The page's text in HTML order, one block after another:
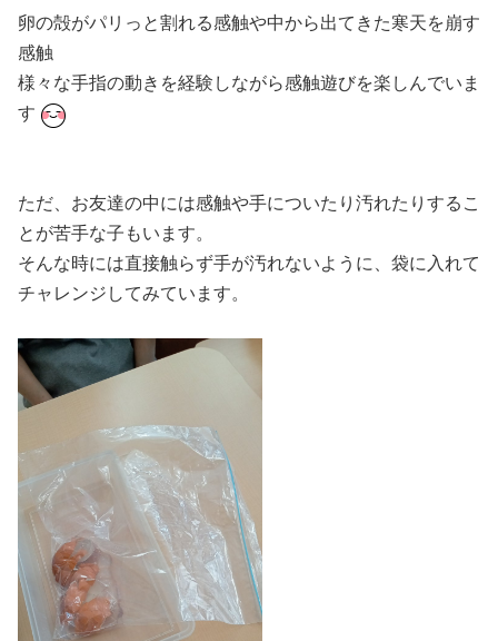
卵の殻がパリっと割れる感触や中から出てきた寒天を崩す
感触
様々な手指の動きを経験しながら感触遊びを楽しんでいま
す
ただ、お友達の中には感触や手についたり汚れたりするこ
とが苦手な子もいます。
そんな時には直接触らず手が汚れないように、袋に入れて
チャレンジしてみています。